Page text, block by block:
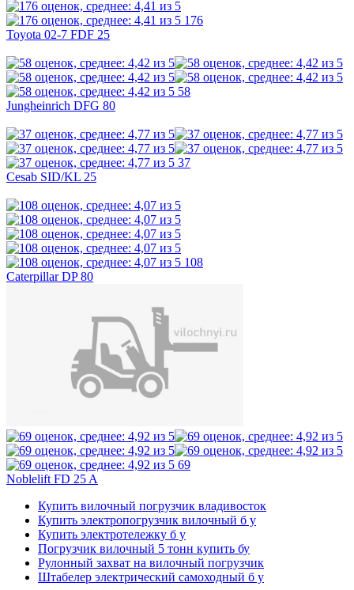
176
Toyota 02-7 FDF 25
58
Jungheinrich DFG 80
37
Cesab SID/KL 25
108
Caterpillar DP 80
69
Noblelift FD 25 A
Купить вилочный погрузчик владивосток
Купить электропогрузчик вилочный б у
Купить электротележку б у
Погрузчик вилочный 5 тонн купить бу
Рулонный захват на вилочный погрузчик
Штабелер электрический самоходный б у